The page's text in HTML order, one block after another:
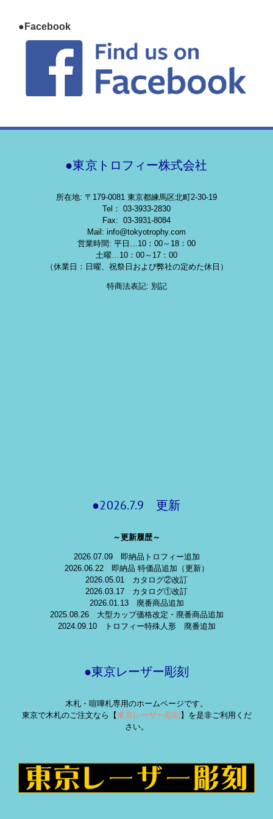
●Facebook
●東京トロフィー株式会社
所在地: 〒179-0081 東京都練馬区北町2-30-19
Tel： 03-3933-2830
Fax: 03-3931-8084
Mail: info@tokyotrophy.com
営業時間: 平日…10：00～18：00
土曜…10：00～17：00
（休業日：日曜、祝祭日および弊社の定めた休日）
特商法表記: 別記
●2026.7.9 更新
～更新履歴～
2026.07.09 即納品トロフィー追加
2026.06.22 即納品 特価品追加（更新）
2026.05.01 カタログ②改訂
2026.03.17 カタログ①改訂
2026.01.13 廃番商品追加
2025.08.26 大型カップ価格改定・廃番商品追加
2024.09.10 トロフィー特殊人形 廃番追加
●東京レーザー彫刻
木札・喧嘩札専用のホームページです。
東京で木札のご注文なら【東京レーザー彫刻 】を是非ご利用くだ
さい。